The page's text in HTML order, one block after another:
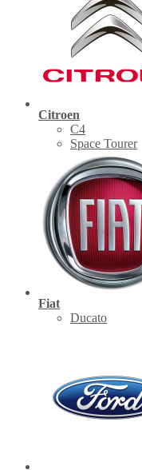
Citroen
C4
Space Tourer
Fiat
Ducato